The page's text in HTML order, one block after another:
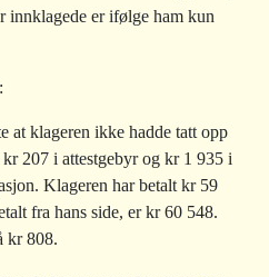
innklagede er ifølge ham kun
at klageren ikke hadde tatt opp
207 i attestgebyr og kr 1 935 i
Klageren har betalt kr 59
fra hans side, erkr 60 548.
kr 808.